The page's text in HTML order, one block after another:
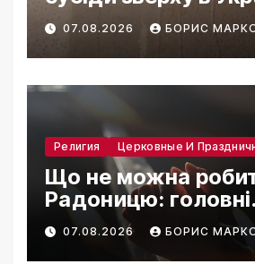
07.08.2026 БОРИС
Религия Церковные И
Що не можна
Радоницю: головні
заборони дня
07.08.2026 БОРИС